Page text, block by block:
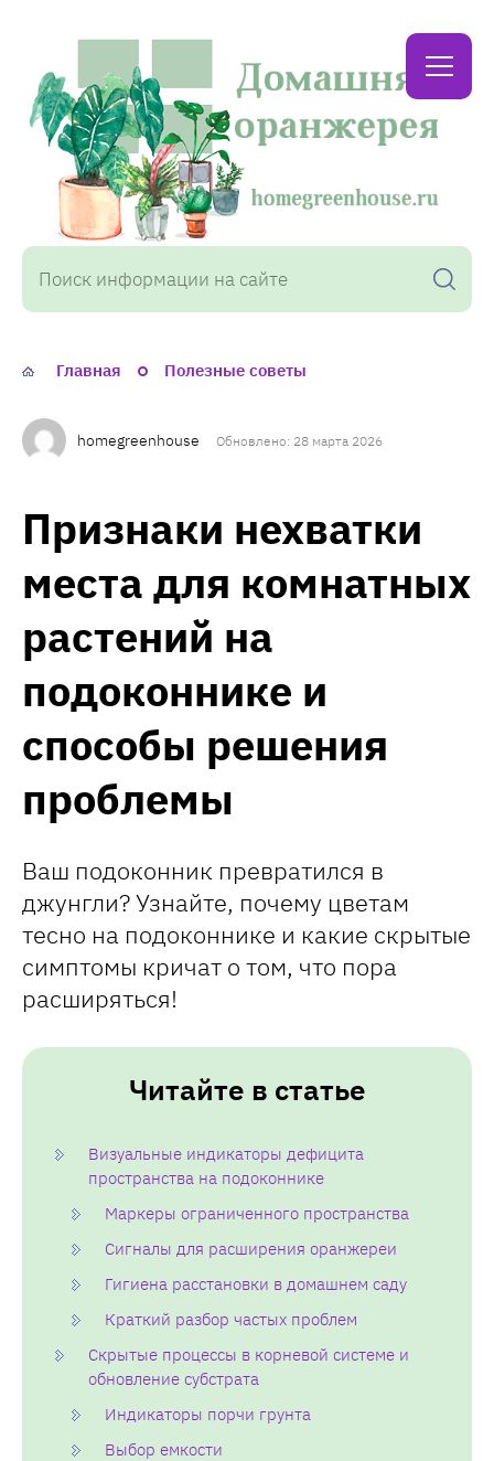
Домашняя
оранжерея
Главная Полезные советы
homegreenhouse Обновлено: 28 марта 2026
Признаки нехватки
места для комнатных
растений на
подоконнике и
способы решения
проблемы
Ваш подоконник превратился в
джунгли? Узнайте, почему цветам
тесно на подоконнике и какие скрытые
симптомы кричат о том, что пора
расширяться!
Читайте в статье
Визуальные индикаторы дефицита
пространства на подоконнике
Маркеры ограниченного пространства
Сигналы для расширения оранжереи
Гигиена расстановки в домашнем саду
Краткий разбор частых проблем
Скрытые процессы в корневой системе и
обновление субстрата
Индикаторы порчи грунта
Выбор емкости